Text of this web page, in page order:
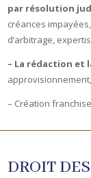
par résolution
créances
d’arbitrage,
– La rédaction et
– Création
DROIT